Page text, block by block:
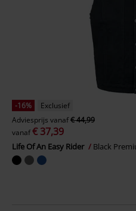
-16%
Exclusief
Adviesprijs vanaf€ 44,99
vanaf€ 37,39
Life Of An Easy Rider Black